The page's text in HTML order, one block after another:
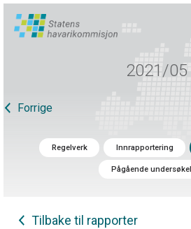
2021/05
Forrige
Regelverk Innrapportering
Pågående
Tilbake til rapporter